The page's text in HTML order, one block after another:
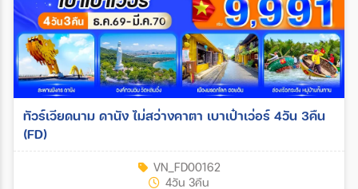
ทัวร์เวียดนาม ดานัง ไม่สว่างคาตา เบาเป๋าเว่อร์ 4วัน 3คืน
(FD)
VN_FD00162
4วัน 3คืน